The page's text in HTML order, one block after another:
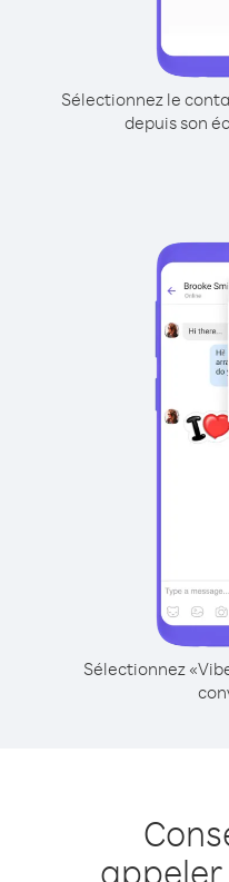
Sélectionnez le
depuis son
Sélectionnez